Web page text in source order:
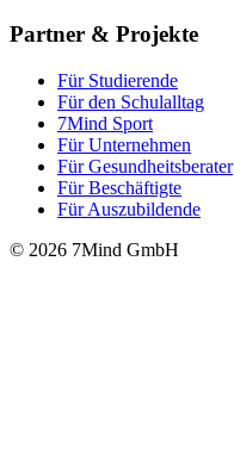
Partner & Projekte
Für Stu­die­rende
Für den Schulalltag
7Mind Sport
Für Unter­neh­men
Für Gesund­heits­be­ra­ter
Für Beschäftigte
Für Auszubildende
© 2026 7Mind GmbH